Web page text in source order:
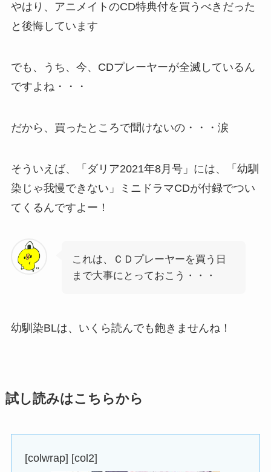
やはり、アニメイトのCD特典付を買うべきだった
と後悔しています
でも、うち、今、CDプレーヤーが全滅しているん
ですよね・・・
だから、買ったところで聞けないの・・・涙
そういえば、「ダリア2021年8月号」には、「幼馴
染じゃ我慢できない」ミニドラマCDが付録でつい
てくるんですよー！
これは、ＣＤプレーヤーを買う日
まで大事にとっておこう・・・
幼馴染BLは、いくら読んでも飽きませんね！
試し読みはこちらから
[colwrap] [col2]